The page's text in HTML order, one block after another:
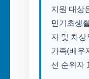
지원 대상
민기초생
자 및 차상
가족(배우
선 순위자